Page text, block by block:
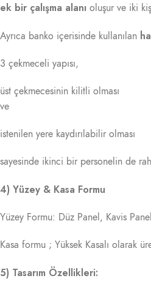
ek bir çalışma alanı oluşur ve iki
Ayrıca banko içerisinde kullanılan
3 çekmeceli yapısı,
üst çekmecesinin kilitli olması
ve
istenilen yere kaydırılabilir olması
sayesinde ikinci bir personelin de
4) Yüzey & Kasa Formu
Yüzey Formu: Düz Panel, Kavis
Kasa formu ; Yüksek Kasalı olarak
5) Tasarım Özellikleri: